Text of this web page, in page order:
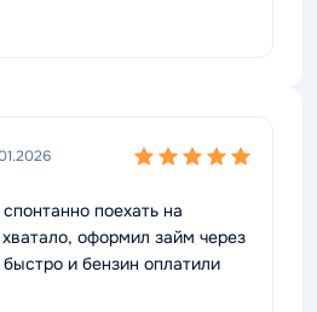
поехать на
оформил займ через
и бензин оплатили